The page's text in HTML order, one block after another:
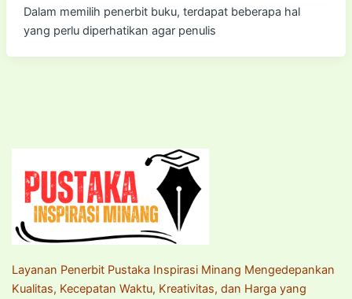
Dalam memilih penerbit buku, terdapat beberapa hal
yang perlu diperhatikan agar penulis
Layanan Penerbit Pustaka Inspirasi Minang Mengedepankan
Kualitas, Kecepatan Waktu, Kreativitas, dan Harga yang